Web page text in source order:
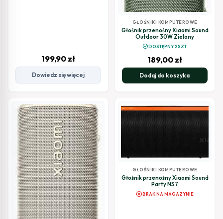
199,90 zł
Dowiedz się więcej
GŁOŚNIKI KOMPUTEROWE
Głośnik przenośny Xiaomi Sound
Outdoor 30W Zielony
check_circleDOSTĘPNY 2SZT.
189,00 zł
Dodaj do koszyka
GŁOŚNIKI KOMPUTEROWE
Głośnik przenośny Xiaomi Sound
Party NS7
cancelBRAK NA MAGAZYNIE